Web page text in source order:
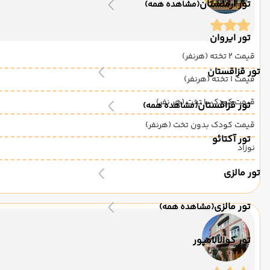
تور ارمنستان(مشاهده همه)
تور ایروان
تور قزاقستان
تور قزاقستان(مشاهده همه)
تور آکتائو
تور مالزی
تور مالزی(مشاهده همه)
تور کوالالامپور
قیمت 2 تخته (هرنفر)
قیمت 1 تخته (هرنفر)
قیمت کودک با تخت (هر نفر)
قیمت کودک بدون تخت (هرنفر)
نوزاد